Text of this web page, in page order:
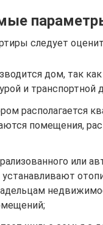
следует
дом, так
и транспортной
располагается
помещения,
или